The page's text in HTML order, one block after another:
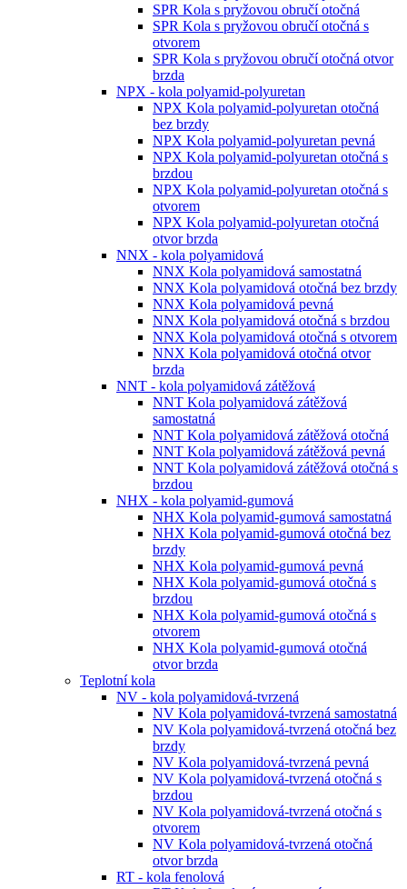
SPR Kola s pryžovou obručí otočná
SPR Kola s pryžovou obručí otočná s
otvorem
SPR Kola s pryžovou obručí otočná otvor
brzda
NPX - kola polyamid-polyuretan
NPX Kola polyamid-polyuretan otočná
bez brzdy
NPX Kola polyamid-polyuretan pevná
NPX Kola polyamid-polyuretan otočná s
brzdou
NPX Kola polyamid-polyuretan otočná s
otvorem
NPX Kola polyamid-polyuretan otočná
otvor brzda
NNX - kola polyamidová
NNX Kola polyamidová samostatná
NNX Kola polyamidová otočná bez brzdy
NNX Kola polyamidová pevná
NNX Kola polyamidová otočná s brzdou
NNX Kola polyamidová otočná s otvorem
NNX Kola polyamidová otočná otvor
brzda
NNT - kola polyamidová zátěžová
NNT Kola polyamidová zátěžová
samostatná
NNT Kola polyamidová zátěžová otočná
NNT Kola polyamidová zátěžová pevná
NNT Kola polyamidová zátěžová otočná s
brzdou
NHX - kola polyamid-gumová
NHX Kola polyamid-gumová samostatná
NHX Kola polyamid-gumová otočná bez
brzdy
NHX Kola polyamid-gumová pevná
NHX Kola polyamid-gumová otočná s
brzdou
NHX Kola polyamid-gumová otočná s
otvorem
NHX Kola polyamid-gumová otočná
otvor brzda
Teplotní kola
NV - kola polyamidová-tvrzená
NV Kola polyamidová-tvrzená samostatná
NV Kola polyamidová-tvrzená otočná bez
brzdy
NV Kola polyamidová-tvrzená pevná
NV Kola polyamidová-tvrzená otočná s
brzdou
NV Kola polyamidová-tvrzená otočná s
otvorem
NV Kola polyamidová-tvrzená otočná
otvor brzda
RT - kola fenolová